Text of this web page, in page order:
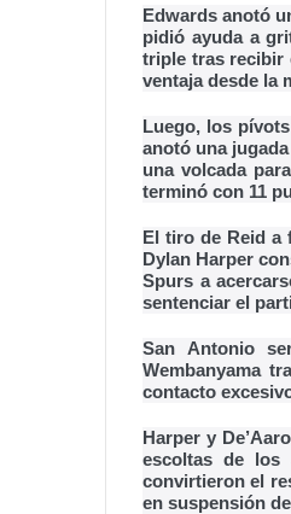
Edwards anotó
pidió ayuda a
triple tras recibir
ventaja desde la
Luego, los
anotó una
una volcada
terminó con 11
El tiro de Reid a
Dylan Harper
Spurs a
sentenciar el
San Antonio
Wembanyama
contacto
Harper y
escoltas de los
convirtieron el
en suspensión